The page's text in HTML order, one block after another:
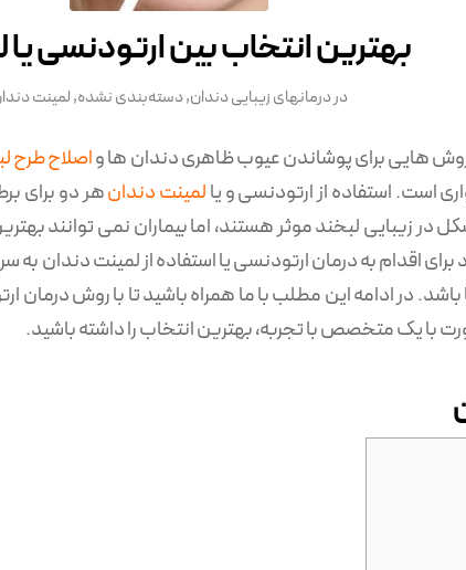
بهترین انتخاب بین ارتودنسی
دردرمانهای زیبایی دندان,دسته‌بندی نشده,لمینت
روش هایی برای پوشاندن عیوب ظاهری دندان ها واصلاح طرح
است. استفاده از ارتودنسی و یالمینت دندانهر دو برای
زیبایی لبخند موثر هستند، اما بیماران نمی توانند
اقدام به درمان ارتودنسی یا استفاده از لمینت دندان
در ادامه این مطلب با ما همراه باشید تا با روش
با یک متخصص با تجربه، بهترین انتخاب را داشته باشید.